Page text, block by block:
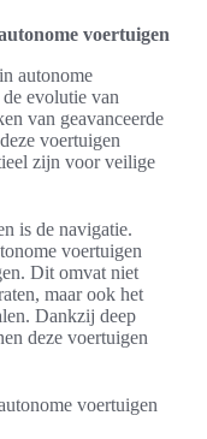
voertuigen
in autonome
evolutie van
van geavanceerde
voertuigen
zijn voor veilige
is de navigatie.
voertuigen
Dit omvat niet
maar ook het
Dankzij deep
deze voertuigen